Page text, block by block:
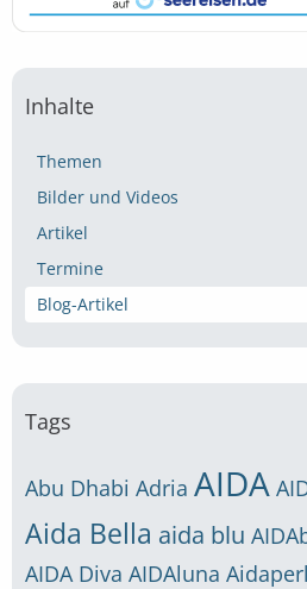
Inhalte
Themen
Bilder und Videos
Artikel
Termine
Blog-Artikel
Tags
Abu Dhabi Adria AIDA
Aida Bella aida blu
AIDA Diva AIDAluna